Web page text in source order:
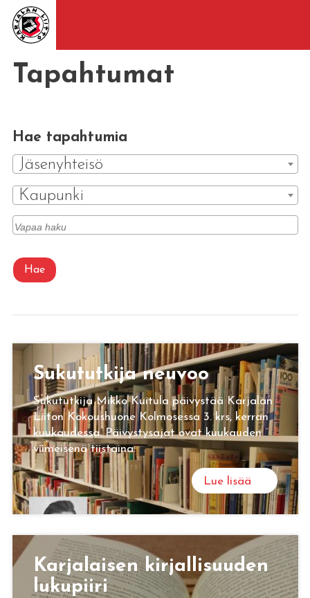
Tapahtumat
Hae tapahtumia
Jäsenyhteisö
Kaupunki
Hae
Su­ku­tut­ki­ja neu­voo
Sukututkija Mikko Kuitula päivystää Karjalan
Liiton Kokoushuone Kolmosessa 3. krs, kerran
kuukaudessa. Päivystysajat ovat kuukauden
viimeisenä tiistaina.
Lue lisää
Kar­ja­lai­sen kir­jal­li­suu­den
lu­ku­pii­ri